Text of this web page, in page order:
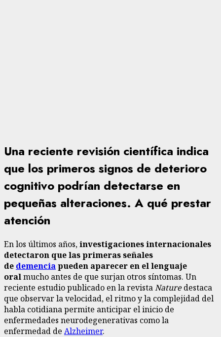
Una reciente revisión científica indica
que los primeros signos de deterioro
cognitivo podrían detectarse en
pequeñas alteraciones. A qué prestar
atención
En los últimos años,investigaciones internacionales
detectaron que las primeras señales
de demenciapueden aparecer en el lenguaje
oralmucho antes de que surjan otros síntomas. Un
reciente estudio publicado en la revistaNaturedestaca
que observar la velocidad, el ritmo y la complejidad del
habla cotidiana permite anticipar el inicio de
enfermedades neurodegenerativas como la
enfermedad de Alzheimer.